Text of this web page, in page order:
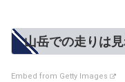
山岳での走りは
Embed from Getty Images